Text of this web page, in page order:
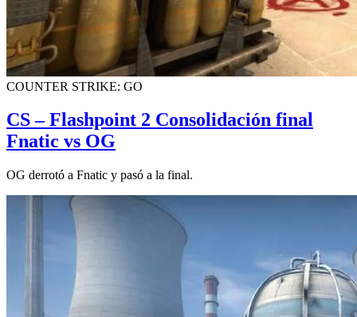
COUNTER STRIKE: GO
CS – Flashpoint 2 Consolidación final
Fnatic vs OG
OG derrotó a Fnatic y pasó a la final.